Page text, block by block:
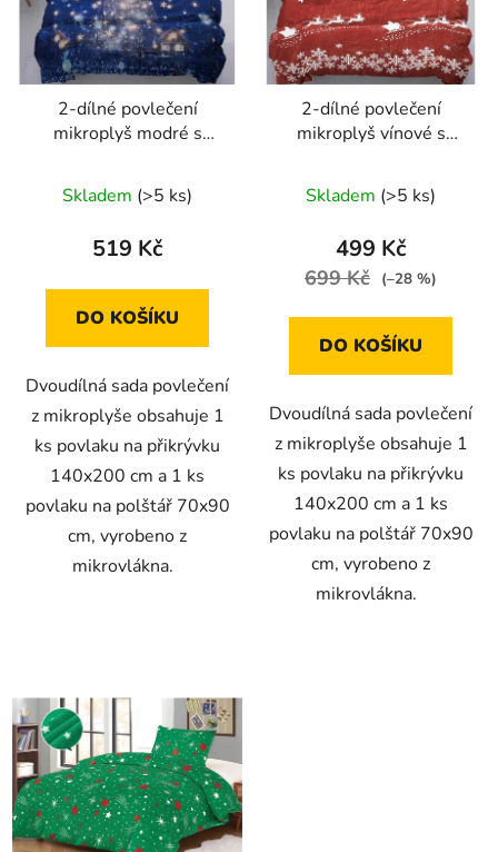
2-dílné povlečení
mikroplyš modré s
140x200
Skladem (>5 ks)
519 Kč
DO KOŠÍKU
Dvoudílná sada povlečení
z mikroplyše obsahuje 1
ks povlaku na přikrývku
140x200 cm a 1 ks
povlaku na polštář 70x90
cm, vyrobeno z
mikrovlákna.
2-dílné povlečení
mikroplyš vínové s
140x200 s vánočním
motivem
Skladem (>5 ks)
499 Kč
699 Kč (–28 %)
DO KOŠÍKU
Dvoudílná sada povlečení
z mikroplyše obsahuje 1
ks povlaku na přikrývku
140x200 cm a 1 ks
povlaku na polštář 70x90
cm, vyrobeno z
mikrovlákna.